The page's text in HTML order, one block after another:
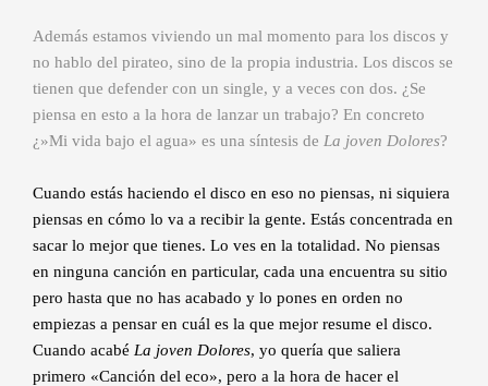
Además estamos viviendo un mal momento para los discos y
no hablo del pirateo, sino de la propia industria. Los discos se
tienen que defender con un single, y a veces con dos. ¿Se
piensa en esto a la hora de lanzar un trabajo? En concreto
¿»Mi vida bajo el agua» es una síntesis de La joven Dolores?
Cuando estás haciendo el disco en eso no piensas, ni siquiera
piensas en cómo lo va a recibir la gente. Estás concentrada en
sacar lo mejor que tienes. Lo ves en la totalidad. No piensas
en ninguna canción en particular, cada una encuentra su sitio
pero hasta que no has acabado y lo pones en orden no
empiezas a pensar en cuál es la que mejor resume el disco.
Cuando acabé La joven Dolores, yo quería que saliera
primero «Canción del eco», pero a la hora de hacer el